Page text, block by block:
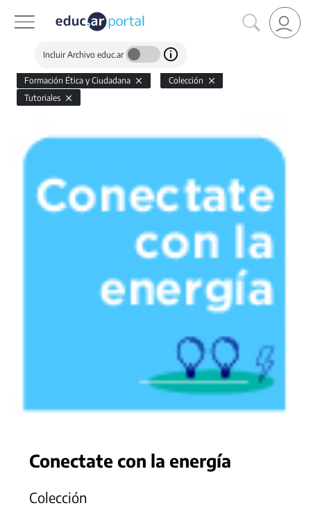
Incluir Archivo educ.ar
Formación Ética y Ciudadana
Colección
Tutoriales
Conectate con la energía
Colección